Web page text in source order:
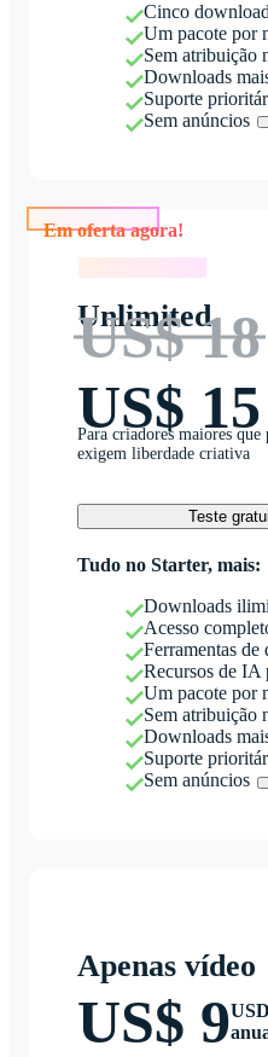
Cinco
Um pacote por
Sem atribuição
Downloads
Suporte
Sem anúncios
Unlimited
US$ 18
US$ 15
Para criadores maiores que
exigem liberdade criativa
Teste
Tudo no Starter, mais:
Downloads
Acesso
Ferramentas de
Recursos de IA
Um pacote por
Sem atribuição
Downloads
Suporte
Sem anúncios
Apenas vídeo
US$ 9